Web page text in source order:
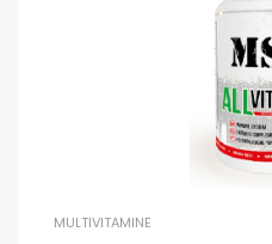
MULTIVITAMINE